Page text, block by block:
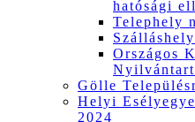
hatósági
Telephely
Országos
Gölle
Helyi
2024